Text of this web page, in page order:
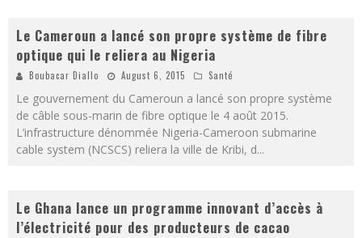
Le Cameroun a lancé son propre système de fibre
optique qui le reliera au Nigeria
Boubacar Diallo August 6, 2015 Santé
Le gouvernement du Cameroun a lancé son propre système
de câble sous-marin de fibre optique le 4 août 2015.
L’infrastructure dénommée Nigeria-Cameroon submarine
cable system (NCSCS) reliera la ville de Kribi, d...
Le Ghana lance un programme innovant d’accès à
l’électricité pour des producteurs de cacao